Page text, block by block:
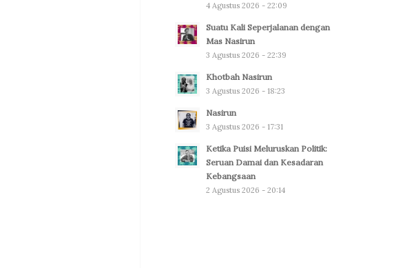
4 Agustus 2026 - 22:09
Suatu Kali Seperjalanan dengan
Mas Nasirun
3 Agustus 2026 - 22:39
Khotbah Nasirun
3 Agustus 2026 - 18:23
Nasirun
3 Agustus 2026 - 17:31
Ketika Puisi Meluruskan Politik:
Seruan Damai dan Kesadaran
Kebangsaan
2 Agustus 2026 - 20:14